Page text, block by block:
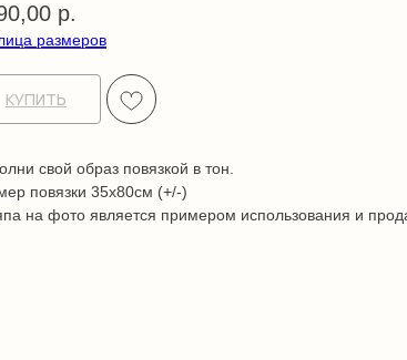
р.
размеров
КУПИТЬ
свой образ повязкой в тон.
повязки 35х80см (+/-)
на фото является примером использования и